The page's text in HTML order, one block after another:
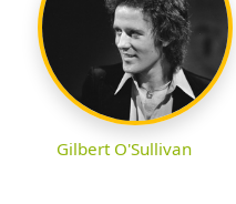
Gilbert O'Sullivan